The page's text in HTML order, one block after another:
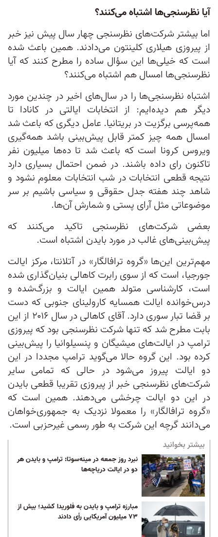
آیا نظرسنجی‌ها اشتباه می‌کنند؟
اما بیشتر شرکت‌های نظرسنجی چهار سال پیش نیز خبر
از پیروزی هیلاری کلینتون می‌دادند. همین باعث شده
است که خیلی‌ها این سؤال ساده را مطرح کنند که آیا
نظرسنجی‌ها امسال هم اشتباه می‌کنند؟
اشتباه نظرسنجی‌ها را در سال‌های اخیر در چندین مورد
دیگر هم دیده‌ایم: از انتخابات ایالتی در کانادا تا
همه‌پرسی برگزیت در بریتانیا. عامل دیگری که باعث شد
امسال همه چیز کمتر قابل پیش‌بینی باشد همه‌گیری
ویروس کرونا است که باعث شد تا ده‌ها میلیون نفر
تاکنون رای داده باشند. در ضمن احتمال بسیاری دارد
نتیجه قطعی انتخابات در شب انتخابات معلوم نشود و
شاهد چند هفته جدل حقوقی و سیاسی باشیم بر سر
موضوعاتی مثل آرای پستی و شمارش آن‌ها.
بعضی شرکت‌های نظرسنجی تاکید می‌کنند که
پیش‌بینی‌های غالب در مورد بایدن اشتباه است.
مهم‌ترین این‌ها «گروه ترافالگار» در آتلانتا، مرکز ایالت
جورجیا، است که از سوی رابرت کاهالی بنیان‌گذاری شده
است، کارشناسی متولد همین ایالت و بزرگ‌شده و
درس‌خوانده ایالت همسایه کارولینای جنوبی که دست
بر قضا تبار سوری دارد. آقای کاهالی در سال ۲۰۱۶ از این
بابت مطرح شد که تنها شرکت نظرسنجی بود که پیروزی
ترامپ در ایالت‌های میشیگان و پنسیلوانیا را پیش‌بینی
کرده بود. این گروه حالا می‌گوید ترامپ مجددا در این
دو ایالت پیروز می‌شود در حالی که تمامی سایر
شرکت‌های نظرسنجی خبر از پیروزی تقریبا قطعی بایدن
در این دو ایالت چرخشی می‌دهند. همین است که
«گروه ترافالگار» را معمولا نزدیک به جمهوری‌خواهان
می‌دانند گرچه این شرکت به طور رسمی غیرحزبی است.
بیشتر بخوانید
نبرد روز جمعه در مینه‌سوتا: ترامپ و بایدن هر
دو در ایالت دریاچه‌ها
مبارزه ترامپ و بایدن به فلوریدا کشید؛ بیش از
۷۳ میلیون آمریکایی رأی دادند